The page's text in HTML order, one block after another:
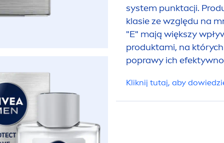
system punktacji.
klasie ze względu na
"E" mają większy
produktami, na
poprawy ich
Kliknij tutaj, aby